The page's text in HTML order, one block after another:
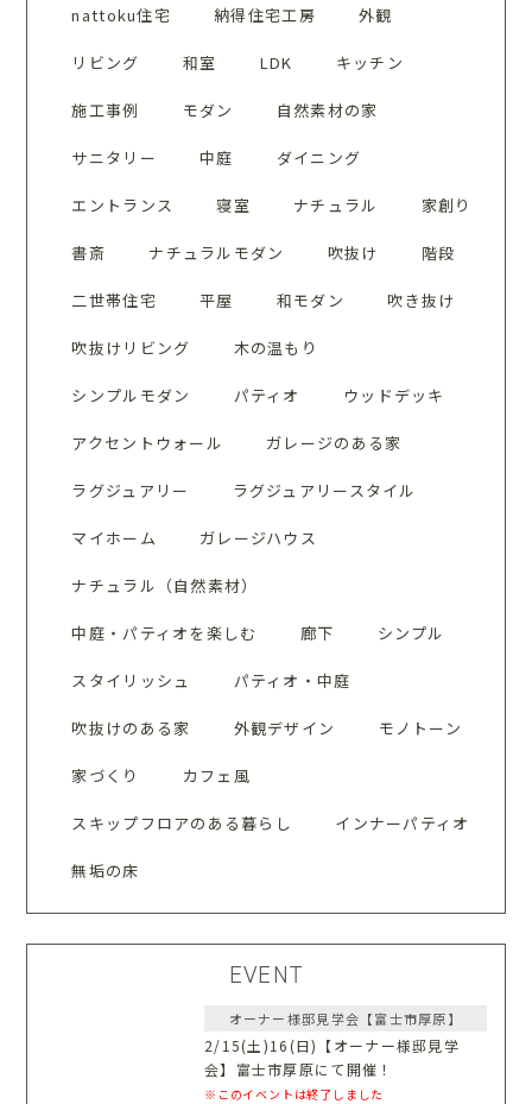
nattoku住宅 納得住宅工房 外観
リビング 和室 LDK キッチン
施工事例 モダン 自然素材の家
サニタリー 中庭 ダイニング
エントランス 寝室 ナチュラル 家創り
書斎 ナチュラルモダン 吹抜け 階段
二世帯住宅 平屋 和モダン 吹き抜け
吹抜けリビング 木の温もり
シンプルモダン パティオ ウッドデッキ
アクセントウォール ガレージのある家
ラグジュアリー ラグジュアリースタイル
マイホーム ガレージハウス
ナチュラル（自然素材）
中庭・パティオを楽しむ 廊下 シンプル
スタイリッシュ パティオ・中庭
吹抜けのある家 外観デザイン モノトーン
家づくり カフェ風
スキップフロアのある暮らし インナーパティオ
無垢の床
EVENT
オーナー様邸見学会【富士市厚原】
2/15(土)16(日)【オーナー様邸見学
会】富士市厚原にて開催！
※このイベントは終了しました